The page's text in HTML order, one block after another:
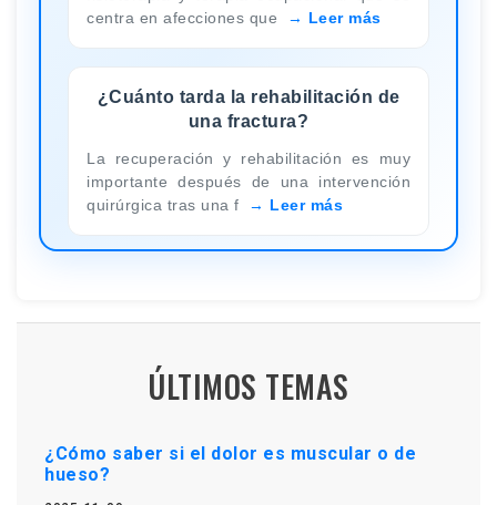
centra en afecciones que
Leer más
¿Cuánto tarda la rehabilitación de
una fractura?
La recuperación y rehabilitación es muy
importante después de una intervención
quirúrgica tras una f
Leer más
ÚLTIMOS TEMAS
¿Cómo saber si el dolor es muscular o de
hueso?